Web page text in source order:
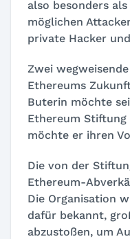
also besonders
möglichen
private Hacker
Zwei
Ethereums
Buterin möchte
Ethereum
möchte er ihren
Die von der
Ethereum-
Die Organisation
dafür bekannt,
abzustoßen, um